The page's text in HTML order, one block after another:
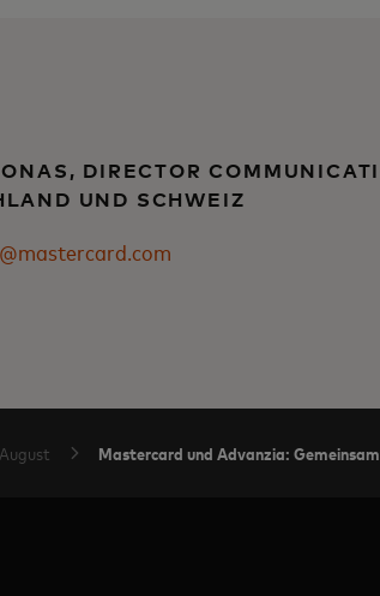
DIRECTOR
UND SCHWEIZ
August Mastercard und Advanzia: